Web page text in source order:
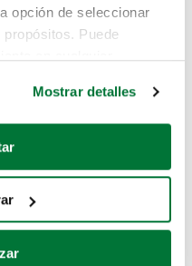
opción de seleccionar
Puede
su ubicación geográfica
activamente
específicas (huellas
Mostrar detalles
que estás
enlaces: